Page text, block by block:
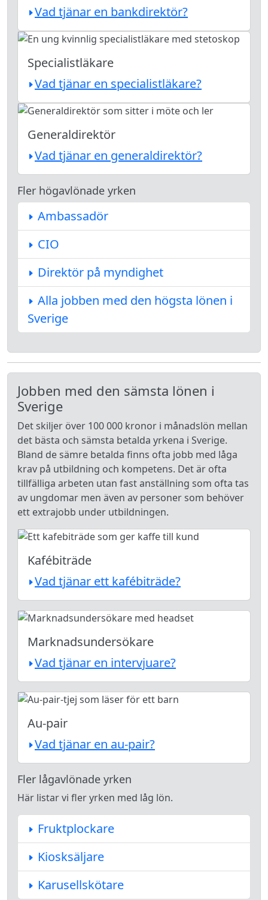
Vad tjänar en bankdirektör?
Specialistläkare
Vad tjänar en specialistläkare?
Generaldirektör
Vad tjänar en generaldirektör?
Fler högavlönade yrken
Ambassadör
CIO
Direktör på myndighet
Alla jobben med den högsta lönen i
Sverige
Jobben med den sämsta lönen i
Sverige
Det skiljer över 100 000 kronor i månadslön mellan
det bästa och sämsta betalda yrkena i Sverige.
Bland de sämre betalda finns ofta jobb med låga
krav på utbildning och kompetens. Det är ofta
tillfälliga arbeten utan fast anställning som ofta tas
av ungdomar men även av personer som behöver
ett extrajobb under utbildningen.
Kafébiträde
Vad tjänar ett kafébiträde?
Marknadsundersökare
Vad tjänar en intervjuare?
Au-pair
Vad tjänar en au-pair?
Fler lågavlönade yrken
Här listar vi fler yrken med låg lön.
Fruktplockare
Kiosksäljare
Karusellskötare